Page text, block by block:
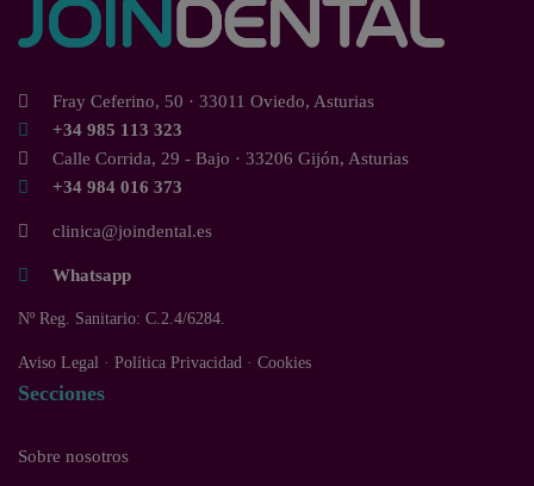
Fray Ceferino, 50 · 33011 Oviedo, Asturias
+34 985 113 323
Calle Corrida, 29 - Bajo · 33206 Gijón, Asturias
+34 984 016 373
clinica@joindental.es
Whatsapp
Nº Reg. Sanitario: C.2.4/6284.
Aviso Legal · Política Privacidad · Cookies
Secciones
Sobre nosotros